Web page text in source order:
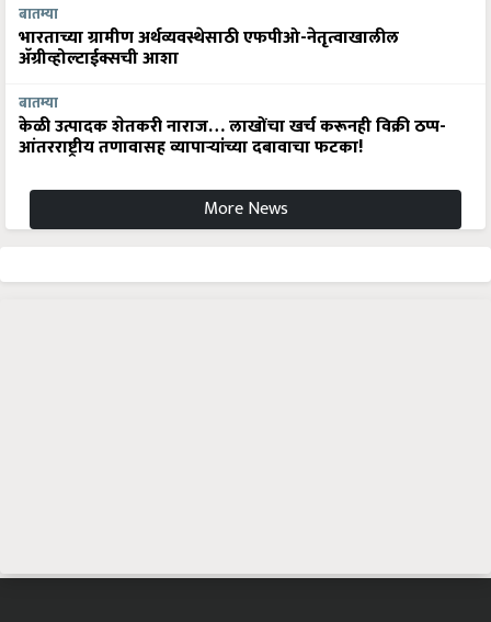
बातम्या
भारताच्या ग्रामीण अर्थव्यवस्थेसाठी एफपीओ-नेतृत्वाखालील
अ‍ॅग्रीव्होल्टाईक्सची आशा
बातम्या
केळी उत्पादक शेतकरी नाराज… लाखोंचा खर्च करूनही विक्री ठप्प-
आंतरराष्ट्रीय तणावासह व्यापाऱ्यांच्या दबावाचा फटका!
More News